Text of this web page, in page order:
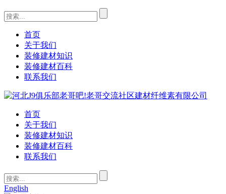
首页
关于我们
装修建材知识
装修建材百科
联系我们
首页
关于我们
装修建材知识
装修建材百科
联系我们
English